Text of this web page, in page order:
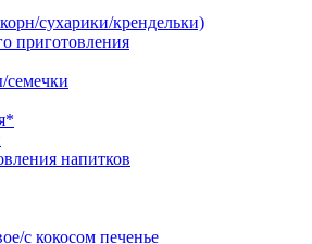
сухарики/крендельки)
приготовления
семечки
напитков
с кокосом печенье